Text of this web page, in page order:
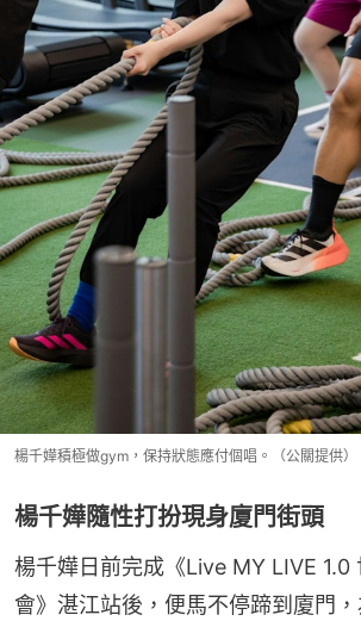
楊千嬅積極做gym，保持狀態應付個唱。（公關提供）
楊千嬅隨性打扮現身廈門街頭
楊千嬅日前完成《Live MY LIVE 1.0
會》湛江站後，便馬不停蹄到廈門